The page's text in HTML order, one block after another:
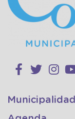
Municipalidad